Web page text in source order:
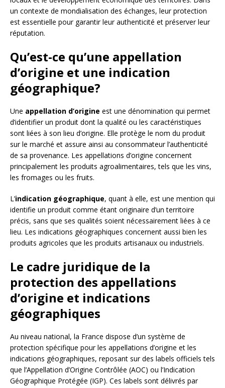
un contexte de mondialisation des échanges, leur protection
est essentielle pour garantir leur authenticité et préserver leur
réputation.
Qu’est-ce qu’une appellation
d’origine et une indication
géographique?
Une appellation d’origine est une dénomination qui permet
d’identifier un produit dont la qualité ou les caractéristiques
sont liées à son lieu d’origine. Elle protège le nom du produit
sur le marché et assure ainsi au consommateur l’authenticité
de sa provenance. Les appellations d’origine concernent
principalement les produits agroalimentaires, tels que les vins,
les fromages ou les fruits.
L’indication géographique, quant à elle, est une mention qui
identifie un produit comme étant originaire d’un territoire
précis, sans que ses qualités soient nécessairement liées à ce
lieu. Les indications géographiques concernent aussi bien les
produits agricoles que les produits artisanaux ou industriels.
Le cadre juridique de la
protection des appellations
d’origine et indications
géographiques
Au niveau national, la France dispose d’un système de
protection spécifique pour les appellations d’origine et les
indications géographiques, reposant sur des labels officiels tels
que l’Appellation d’Origine Contrôlée (AOC) ou l’Indication
Géographique Protégée (IGP). Ces labels sont délivrés par